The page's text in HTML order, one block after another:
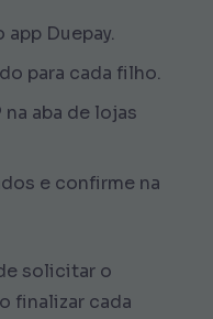
Duepay.
para cada filho.
aba de lojas
e confirme na
solicitar o
finalizar cada